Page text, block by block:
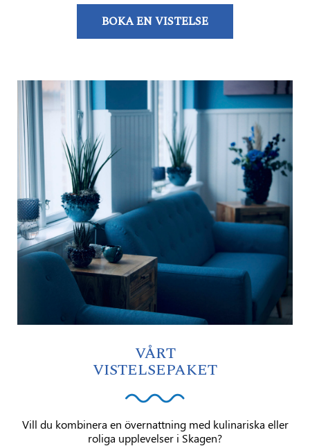
BOKA EN VISTELSE
VÅRT
VISTELSEPAKET
Vill du kombinera en övernattning med kulinariska eller
roliga upplevelser i Skagen?